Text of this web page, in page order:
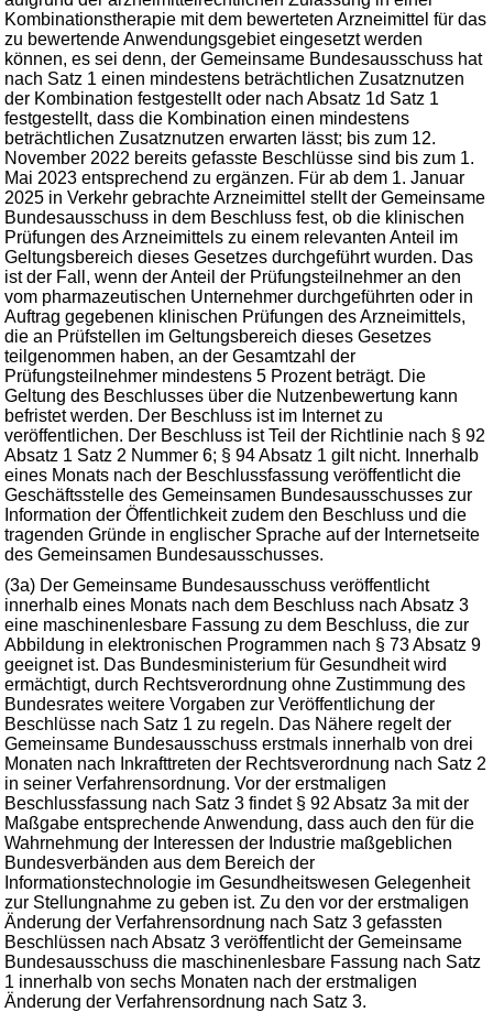
Kombinationstherapie mit dem bewerteten Arzneimittel für das
zu bewertende Anwendungsgebiet eingesetzt werden
können, es sei denn, der Gemeinsame Bundesausschuss hat
nach Satz 1 einen mindestens beträchtlichen Zusatznutzen
der Kombination festgestellt oder nach Absatz 1d Satz 1
festgestellt, dass die Kombination einen mindestens
beträchtlichen Zusatznutzen erwarten lässt; bis zum 12.
November 2022 bereits gefasste Beschlüsse sind bis zum 1.
Mai 2023 entsprechend zu ergänzen. Für ab dem 1. Januar
2025 in Verkehr gebrachte Arzneimittel stellt der Gemeinsame
Bundesausschuss in dem Beschluss fest, ob die klinischen
Prüfungen des Arzneimittels zu einem relevanten Anteil im
Geltungsbereich dieses Gesetzes durchgeführt wurden. Das
ist der Fall, wenn der Anteil der Prüfungsteilnehmer an den
vom pharmazeutischen Unternehmer durchgeführten oder in
Auftrag gegebenen klinischen Prüfungen des Arzneimittels,
die an Prüfstellen im Geltungsbereich dieses Gesetzes
teilgenommen haben, an der Gesamtzahl der
Prüfungsteilnehmer mindestens 5 Prozent beträgt. Die
Geltung des Beschlusses über die Nutzenbewertung kann
befristet werden. Der Beschluss ist im Internet zu
veröffentlichen. Der Beschluss ist Teil der Richtlinie nach § 92
Absatz 1 Satz 2 Nummer 6; § 94 Absatz 1 gilt nicht. Innerhalb
eines Monats nach der Beschlussfassung veröffentlicht die
Geschäftsstelle des Gemeinsamen Bundesausschusses zur
Information der Öffentlichkeit zudem den Beschluss und die
tragenden Gründe in englischer Sprache auf der Internetseite
des Gemeinsamen Bundesausschusses.
(3a) Der Gemeinsame Bundesausschuss veröffentlicht
innerhalb eines Monats nach dem Beschluss nach Absatz 3
eine maschinenlesbare Fassung zu dem Beschluss, die zur
Abbildung in elektronischen Programmen nach § 73 Absatz 9
geeignet ist. Das Bundesministerium für Gesundheit wird
ermächtigt, durch Rechtsverordnung ohne Zustimmung des
Bundesrates weitere Vorgaben zur Veröffentlichung der
Beschlüsse nach Satz 1 zu regeln. Das Nähere regelt der
Gemeinsame Bundesausschuss erstmals innerhalb von drei
Monaten nach Inkrafttreten der Rechtsverordnung nach Satz 2
in seiner Verfahrensordnung. Vor der erstmaligen
Beschlussfassung nach Satz 3 findet § 92 Absatz 3a mit der
Maßgabe entsprechende Anwendung, dass auch den für die
Wahrnehmung der Interessen der Industrie maßgeblichen
Bundesverbänden aus dem Bereich der
Informationstechnologie im Gesundheitswesen Gelegenheit
zur Stellungnahme zu geben ist. Zu den vor der erstmaligen
Änderung der Verfahrensordnung nach Satz 3 gefassten
Beschlüssen nach Absatz 3 veröffentlicht der Gemeinsame
Bundesausschuss die maschinenlesbare Fassung nach Satz
1 innerhalb von sechs Monaten nach der erstmaligen
Änderung der Verfahrensordnung nach Satz 3.